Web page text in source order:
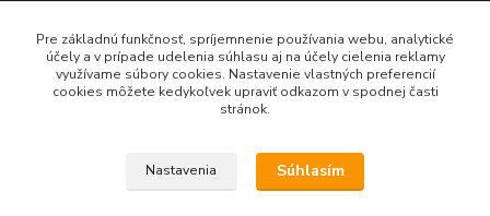
0949 476 255
08:00 - 17.00
Pre základnú funkčnosť, spríjemnenie používania webu, analytické
účely a v prípade udelenia súhlasu aj na účely cielenia reklamy
využívame súbory cookies. Nastavenie vlastných preferencií
cookies môžete kedykoľvek upraviť odkazom v spodnej časti
stránok.
Nastavenia Súhlasím